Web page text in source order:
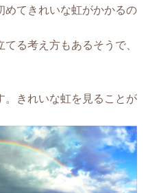
めてきれいな虹がかかるの
る考え方もあるそうで、
。きれいな虹を見ることが